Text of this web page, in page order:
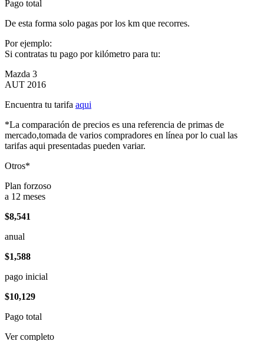
Pago total
De esta forma solo pagas por los km que recorres.
Por ejemplo:
Si contratas tu pago por kilómetro para tu:
Mazda 3
AUT 2016
Encuentra tu tarifa aqui
*La comparación de precios es una referencia de primas de
mercado,tomada de varios compradores en línea por lo cual las
tarifas aqui presentadas pueden variar.
Otros*
Plan forzoso
a 12 meses
$8,541
anual
$1,588
pago inicial
$10,129
Pago total
Ver completo